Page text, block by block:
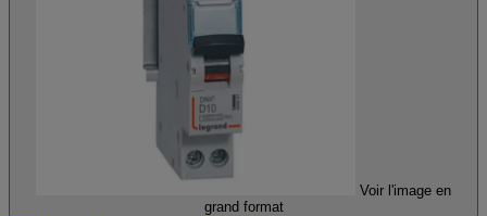
Voir l'image en
grand format